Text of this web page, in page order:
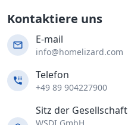
Kontaktiere uns
E-mail
info@homelizard.com
Telefon
+49 89 904227900
Sitz der Gesellschaft